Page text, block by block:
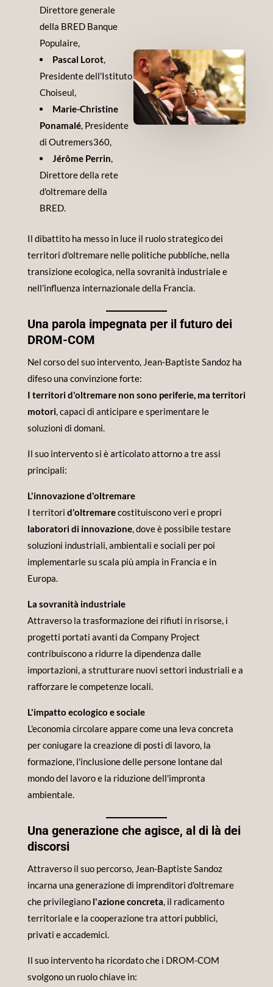
Direttore generale
della BRED Banque
Populaire,
Pascal Lorot,
Presidente dell'Istituto
Choiseul,
Marie-Christine
Ponamalé, Presidente
di Outremers360,
Jérôme Perrin,
Direttore della rete
d'oltremare della
BRED.
Il dibattito ha messo in luce il ruolo strategico dei
territori d'oltremare nelle politiche pubbliche, nella
transizione ecologica, nella sovranità industriale e
nell'influenza internazionale della Francia.
Una parola impegnata per il futuro dei
DROM-COM
Nel corso del suo intervento, Jean-Baptiste Sandoz ha
difeso una convinzione forte:
I territori d'oltremare non sono periferie, ma territori
motori, capaci di anticipare e sperimentare le
soluzioni di domani.
Il suo intervento si è articolato attorno a tre assi
principali:
L'innovazione d'oltremare
I territori d'oltremarecostituiscono veri e propri
laboratori di innovazione, dove è possibile testare
soluzioni industriali, ambientali e sociali per poi
implementarle su scala più ampia in Francia e in
Europa.
La sovranità industriale
Attraverso la trasformazione dei rifiuti in risorse, i
progetti portati avanti da Company Project
contribuiscono a ridurre la dipendenza dalle
importazioni, a strutturare nuovi settori industriali e a
rafforzare le competenze locali.
L'impatto ecologico e sociale
L'economia circolare appare come una leva concreta
per coniugare la creazione di posti di lavoro, la
formazione, l'inclusione delle persone lontane dal
mondo del lavoro e la riduzione dell'impronta
ambientale.
Una generazione che agisce, al di là dei
discorsi
Attraverso il suo percorso, Jean-Baptiste Sandoz
incarna una generazione di imprenditori d'oltremare
che privilegiano l'azione concreta, il radicamento
territoriale e la cooperazione tra attori pubblici,
privati e accademici.
Il suo intervento ha ricordato che i DROM-COM
svolgono un ruolo chiave in: